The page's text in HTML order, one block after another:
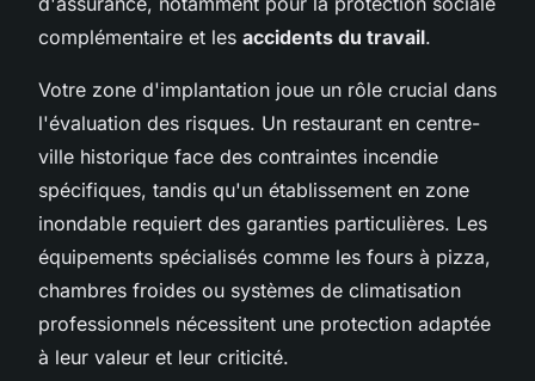
complémentaire et les accidents du travail.
Votre zone d'implantation joue un rôle crucial dans
l'évaluation des risques. Un restaurant en centre-
ville historique face des contraintes incendie
spécifiques, tandis qu'un établissement en zone
inondable requiert des garanties particulières. Les
équipements spécialisés comme les fours à pizza,
chambres froides ou systèmes de climatisation
professionnels nécessitent une protection adaptée
à leur valeur et leur criticité.